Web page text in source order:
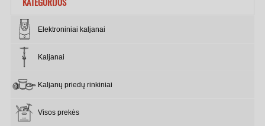
Elektroniniai kaljanai
Kaljanai
Kaljanų priedų rinkiniai
Visos prekės